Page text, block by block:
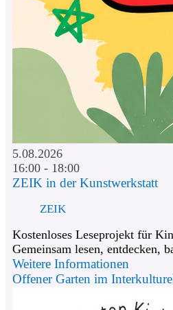
5.08.2026
16:00 - 18:00
ZEIK in der Kunstwerkstatt
ZEIK
Kostenloses Leseprojekt für
Gemeinsam lesen, entdecken,
Weitere Informationen
Offener Garten im